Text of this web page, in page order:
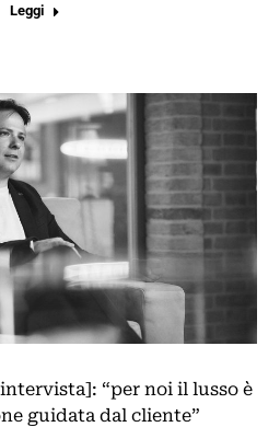
Leggi
“per noi il lusso è
guidata dal cliente”